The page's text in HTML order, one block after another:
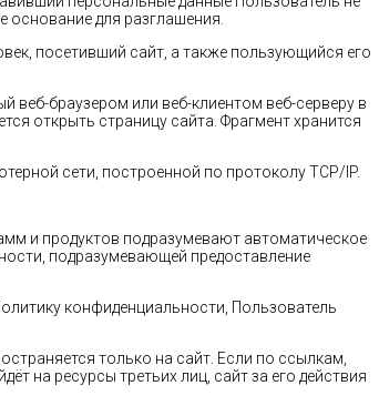
основание для разглашения.
посетивший сайт, а также пользующийся его
веб-браузером или веб-клиентом веб-серверу в
открыть страницу сайта. Фрагмент хранится
сети, построенной по протоколу TCP/IP.
и продуктов подразумевают автоматическое
подразумевающей предоставление
конфиденциальности, Пользователь
только на сайт. Если по ссылкам,
на ресурсы третьих лиц, сайт за его действия